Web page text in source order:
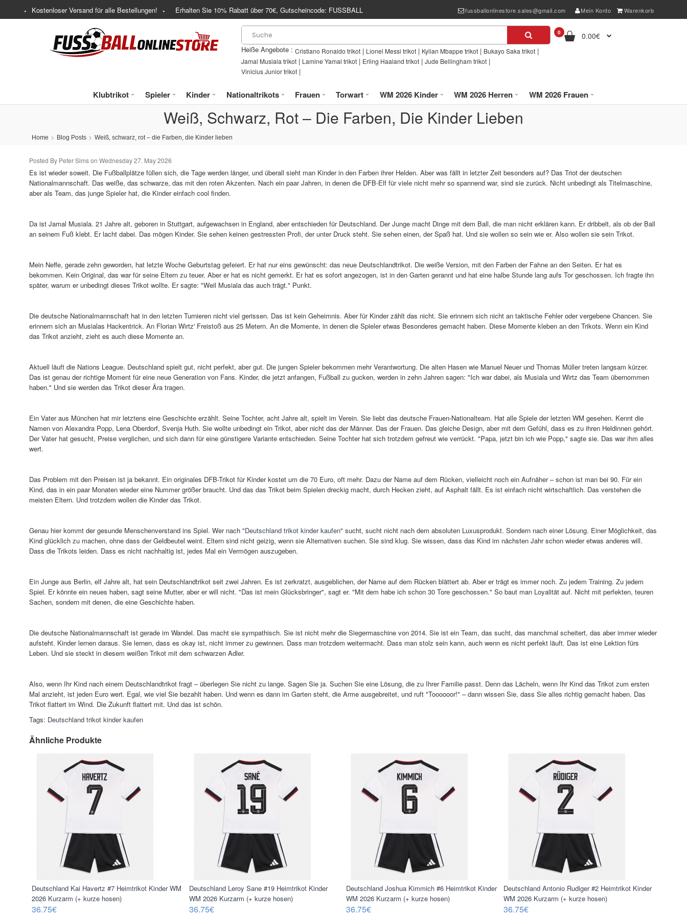
Kostenloser Versand für alle Bestellungen! Erhalten Sie 10% Rabatt über70€, Gutscheincode: FUSSBALL fussballonlinestore.sales@gmail.com Mein Konto Warenkorb
Heiße Angebote : Cristiano Ronaldo trikot | Lionel Messi trikot | Kylian Mbappe trikot | Bukayo Saka trikot |
Jamal Musiala trikot | Lamine Yamal trikot | Erling Haaland trikot | Jude Bellingham trikot |
Vinicius Junior trikot |
0 0.00€
Klubtrikot Spieler Kinder Nationaltrikots Frauen Torwart WM 2026 Kinder WM 2026 Herren WM 2026 Frauen
Weiß, Schwarz, Rot – Die Farben, Die Kinder Lieben
Home Blog Posts Weiß, schwarz, rot – die Farben, die Kinder lieben
Posted By Peter Sims on Wednesday 27. May 2026
Es ist wieder soweit. Die Fußballplätze füllen sich, die Tage werden länger, und überall sieht man Kinder in den Farben ihrer Helden. Aber was fällt in letzter Zeit besonders auf? Das Triot der deutschen
Nationalmannschaft. Das weiße, das schwarze, das mit den roten Akzenten. Nach ein paar Jahren, in denen die DFB-Elf für viele nicht mehr so spannend war, sind sie zurück. Nicht unbedingt als Titelmaschine,
aber als Team, das junge Spieler hat, die Kinder einfach cool finden.
Da ist Jamal Musiala. 21 Jahre alt, geboren in Stuttgart, aufgewachsen in England, aber entschieden für Deutschland. Der Junge macht Dinge mit dem Ball, die man nicht erklären kann. Er dribbelt, als ob der Ball
an seinem Fuß klebt. Er lacht dabei. Das mögen Kinder. Sie sehen keinen gestressten Profi, der unter Druck steht. Sie sehen einen, der Spaß hat. Und sie wollen so sein wie er. Also wollen sie sein Trikot.
Mein Neffe, gerade zehn geworden, hat letzte Woche Geburtstag gefeiert. Er hat nur eins gewünscht: das neue Deutschlandtrikot. Die weiße Version, mit den Farben der Fahne an den Seiten. Er hat es
bekommen. Kein Original, das war für seine Eltern zu teuer. Aber er hat es nicht gemerkt. Er hat es sofort angezogen, ist in den Garten gerannt und hat eine halbe Stunde lang aufs Tor geschossen. Ich fragte ihn
später, warum er unbedingt dieses Trikot wollte. Er sagte: "Weil Musiala das auch trägt." Punkt.
Die deutsche Nationalmannschaft hat in den letzten Turnieren nicht viel gerissen. Das ist kein Geheimnis. Aber für Kinder zählt das nicht. Sie erinnern sich nicht an taktische Fehler oder vergebene Chancen. Sie
erinnern sich an Musialas Hackentrick. An Florian Wirtz' Freistoß aus 25 Metern. An die Momente, in denen die Spieler etwas Besonderes gemacht haben. Diese Momente kleben an den Trikots. Wenn ein Kind
das Trikot anzieht, zieht es auch diese Momente an.
Aktuell läuft die Nations League. Deutschland spielt gut, nicht perfekt, aber gut. Die jungen Spieler bekommen mehr Verantwortung. Die alten Hasen wie Manuel Neuer und Thomas Müller treten langsam kürzer.
Das ist genau der richtige Moment für eine neue Generation von Fans. Kinder, die jetzt anfangen, Fußball zu gucken, werden in zehn Jahren sagen: "Ich war dabei, als Musiala und Wirtz das Team übernommen
haben." Und sie werden das Trikot dieser Ära tragen.
Ein Vater aus München hat mir letztens eine Geschichte erzählt. Seine Tochter, acht Jahre alt, spielt im Verein. Sie liebt das deutsche Frauen-Nationalteam. Hat alle Spiele der letzten WM gesehen. Kennt die
Namen von Alexandra Popp, Lena Oberdorf, Svenja Huth. Sie wollte unbedingt ein Trikot, aber nicht das der Männer. Das der Frauen. Das gleiche Design, aber mit dem Gefühl, dass es zu ihren Heldinnen gehört.
Der Vater hat gesucht, Preise verglichen, und sich dann für eine günstigere Variante entschieden. Seine Tochter hat sich trotzdem gefreut wie verrückt. "Papa, jetzt bin ich wie Popp," sagte sie. Das war ihm alles
wert.
Das Problem mit den Preisen ist ja bekannt. Ein originales DFB-Trikot für Kinder kostet um die 70 Euro, oft mehr. Dazu der Name auf dem Rücken, vielleicht noch ein Aufnäher – schon ist man bei 90. Für ein
Kind, das in ein paar Monaten wieder eine Nummer größer braucht. Und das das Trikot beim Spielen dreckig macht, durch Hecken zieht, auf Asphalt fällt. Es ist einfach nicht wirtschaftlich. Das verstehen die
meisten Eltern. Und trotzdem wollen die Kinder das Trikot.
Genau hier kommt der gesunde Menschenverstand ins Spiel. Wer nach "Deutschland trikot kinder kaufen" sucht, sucht nicht nach dem absoluten Luxusprodukt. Sondern nach einer Lösung. Einer Möglichkeit, das
Kind glücklich zu machen, ohne dass der Geldbeutel weint. Eltern sind nicht geizig, wenn sie Alternativen suchen. Sie sind klug. Sie wissen, dass das Kind im nächsten Jahr schon wieder etwas anderes will.
Dass die Trikots leiden. Dass es nicht nachhaltig ist, jedes Mal ein Vermögen auszugeben.
Ein Junge aus Berlin, elf Jahre alt, hat sein Deutschlandtrikot seit zwei Jahren. Es ist zerkratzt, ausgeblichen, der Name auf dem Rücken blättert ab. Aber er trägt es immer noch. Zu jedem Training. Zu jedem
Spiel. Er könnte ein neues haben, sagt seine Mutter, aber er will nicht. "Das ist mein Glücksbringer", sagt er. "Mit dem habe ich schon 30 Tore geschossen." So baut man Loyalität auf. Nicht mit perfekten, teuren
Sachen, sondern mit denen, die eine Geschichte haben.
Die deutsche Nationalmannschaft ist gerade im Wandel. Das macht sie sympathisch. Sie ist nicht mehr die Siegermaschine von 2014. Sie ist ein Team, das sucht, das manchmal scheitert, das aber immer wieder
aufsteht. Kinder lernen daraus. Sie lernen, dass es okay ist, nicht immer zu gewinnen. Dass man trotzdem weitermacht. Dass man stolz sein kann, auch wenn es nicht perfekt läuft. Das ist eine Lektion fürs
Leben. Und sie steckt in diesem weißen Trikot mit dem schwarzen Adler.
Also, wenn Ihr Kind nach einem Deutschlandtrikot fragt – überlegen Sie nicht zu lange. Sagen Sie ja. Suchen Sie eine Lösung, die zu Ihrer Familie passt. Denn das Lächeln, wenn Ihr Kind das Trikot zum ersten
Mal anzieht, ist jeden Euro wert. Egal, wie viel Sie bezahlt haben. Und wenn es dann im Garten steht, die Arme ausgebreitet, und ruft "Toooooor!" – dann wissen Sie, dass Sie alles richtig gemacht haben. Das
Trikot flattert im Wind. Die Zukunft flattert mit. Und das ist schön.
Tags: Deutschland trikot kinder kaufen
Ähnliche Produkte
Deutschland Kai Havertz #7 Heimtrikot Kinder WM
2026 Kurzarm (+ kurze hosen)
36.75€
Deutschland Leroy Sane #19 Heimtrikot Kinder
WM 2026 Kurzarm (+ kurze hosen)
36.75€
Deutschland Joshua Kimmich #6 Heimtrikot Kinder
WM 2026 Kurzarm (+ kurze hosen)
36.75€
Deutschland Antonio Rudiger #2 Heimtrikot Kinder
WM 2026 Kurzarm (+ kurze hosen)
36.75€